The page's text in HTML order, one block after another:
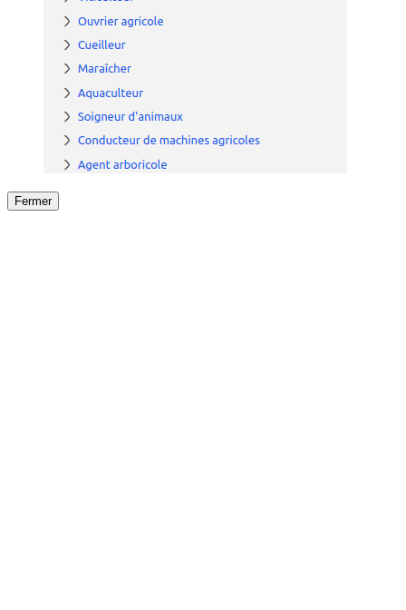
Fermer